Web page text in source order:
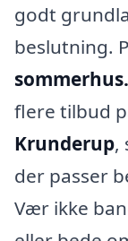
godt
beslutning.
flere tilbud
Krunderup,
der passer
Vær ikke